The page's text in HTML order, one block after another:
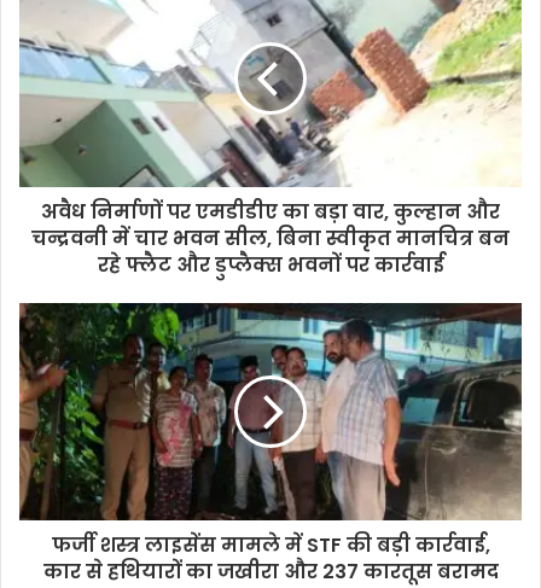
अवैध निर्माणों पर एमडीडीए का बड़ा वार, कुल्हान और
चन्द्रवनी में चार भवन सील, बिना स्वीकृत मानचित्र बन
रहे फ्लैट और डुप्लैक्स भवनों पर कार्रवाई
फर्जी शस्त्र लाइसेंस मामले में STF की बड़ी कार्रवाई,
कार से हथियारों का जखीरा और 237 कारतूस बरामद